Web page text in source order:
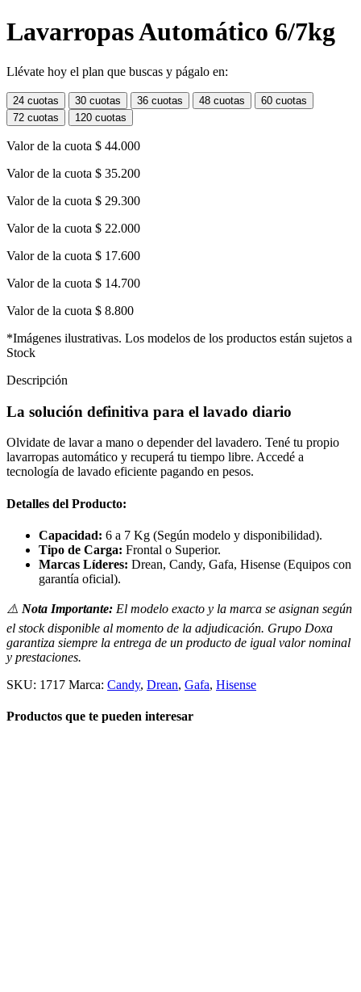
Lavarropas Automático 6/7kg
Llévate hoy el plan que buscas y págalo en:
24 cuotas 30 cuotas 36 cuotas 48 cuotas
60 cuotas
72 cuotas
120 cuotas
Valor de la cuota $ 44.000
Valor de la cuota $ 35.200
Valor de la cuota $ 29.300
Valor de la cuota $ 22.000
Valor de la cuota $ 17.600
Valor de la cuota $ 14.700
Valor de la cuota $ 8.800
*Imágenes ilustrativas. Los modelos de los productos están sujetos a
Stock
Descripción
La solución definitiva para el lavado diario
Olvidate de lavar a mano o depender del lavadero. Tené tu propio
lavarropas automático y recuperá tu tiempo libre. Accedé a
tecnología de lavado eficiente pagando en pesos.
Detalles del Producto:
Capacidad: 6 a 7 Kg (Según modelo y disponibilidad).
Tipo de Carga: Frontal o Superior.
Marcas Líderes: Drean, Candy, Gafa, Hisense (Equipos con
garantía oficial).
⚠️ Nota Importante: El modelo exacto y la marca se asignan según
el stock disponible al momento de la adjudicación. Grupo Doxa
garantiza siempre la entrega de un producto de igual valor nominal
y prestaciones.
SKU: 1717 Marca: Candy, Drean, Gafa, Hisense
Productos que te pueden interesar